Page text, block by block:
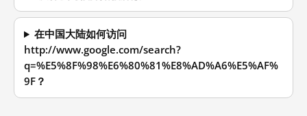
在中国大陆如何访问
http://www.google.com/search?
q=%E5%8F%98%E6%80%81%E8%AD%A6%E5%AF%
9F？